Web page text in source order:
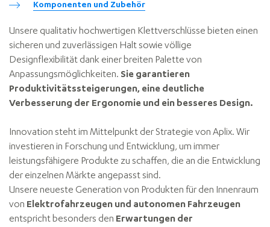
Komponenten und Zubehör
Unsere qualitativ hochwertigen Klettverschlüsse bieten einen
sicheren und zuverlässigen Halt sowie völlige
Designflexibilität dank einer breiten Palette von
Anpassungsmöglichkeiten. Sie garantieren
Produktivitätssteigerungen, eine deutliche
Verbesserung der Ergonomie und ein besseres Design.
Innovation steht im Mittelpunkt der Strategie von Aplix. Wir
investieren in Forschung und Entwicklung, um immer
leistungsfähigere Produkte zu schaffen, die an die Entwicklung
der einzelnen Märkte angepasst sind.
Unsere neueste Generation von Produkten für den Innenraum
von Elektrofahrzeugen und autonomen Fahrzeugen
entspricht besonders den Erwartungen der